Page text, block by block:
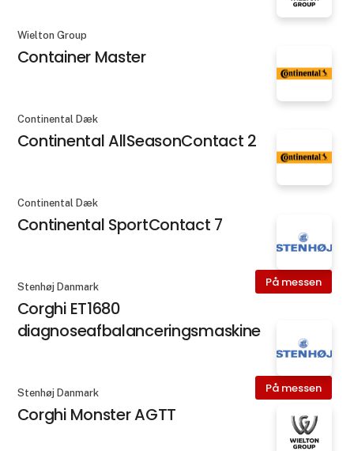
Wielton Group
Container Master
Continental Dæk
Continental AllSeasonContact 2
Continental Dæk
Continental SportContact 7
På messen
Stenhøj Danmark
Corghi ET1680
diagnoseafbalanceringsmaskine
På messen
Stenhøj Danmark
Corghi Monster AGTT